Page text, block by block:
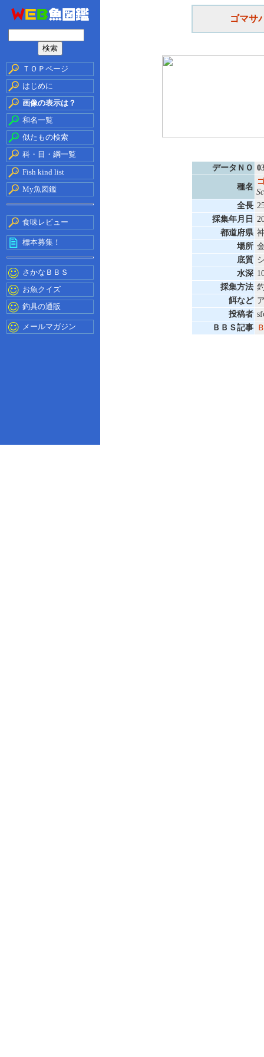
ＴＯＰページ
はじめに
画像の表示は？
和名一覧
似たもの検索
科・目・綱一覧
Fish kind list
My魚図鑑
食味レビュー
標本募集！
さかなＢＢＳ
お魚クイズ
釣具の通販
メールマガジン
ゴマサ
データＮＯ
種名
全長
採集年月日
都道府県
場所
底質
水深
採集方法
餌など
投稿者
ＢＢＳ記事